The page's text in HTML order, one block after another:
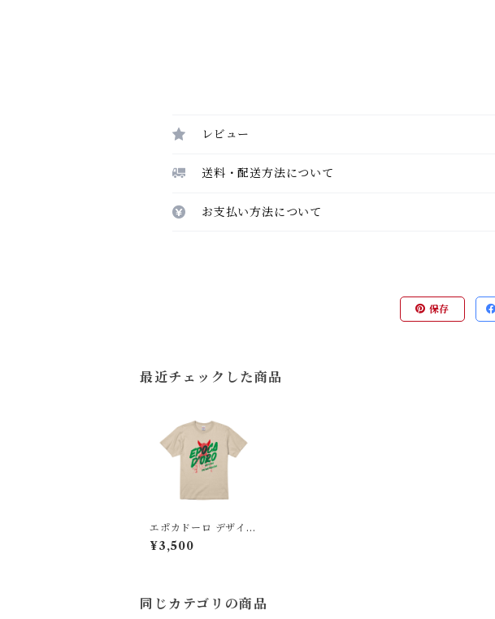
レビュー
送料・配送方法について
お支払い方法について
保存
最近チェックした商品
エポカドーロ デザイナ
ーTシャツ
¥3,500
同じカテゴリの商品